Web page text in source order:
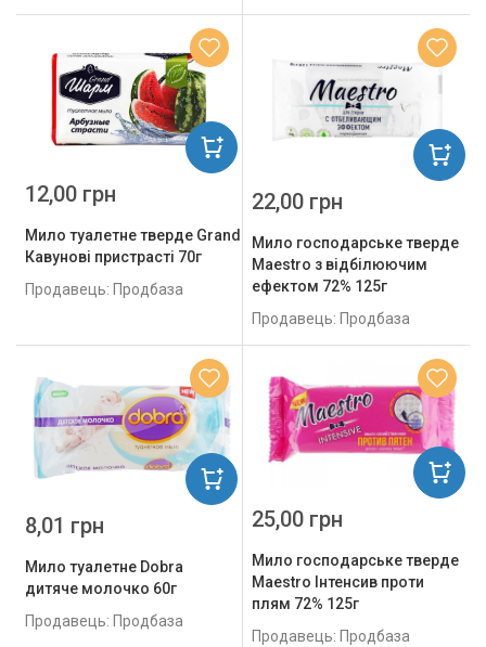
Мило туалетне тверде Grand Шарм
Кавунові пристрасті 70г
Продавець: Продбаза
12,00 грн
Мило господарське тверде
Maestro з відбілюючим
ефектом 72% 125г
Продавець: Продбаза
22,00 грн
Мило туалетне Dobra
дитяче молочко 60г
Продавець: Продбаза
8,01 грн
Мило господарське тверде
Maestro Інтенсив проти
плям 72% 125г
Продавець: Продбаза
25,00 грн